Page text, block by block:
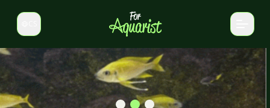
Select language